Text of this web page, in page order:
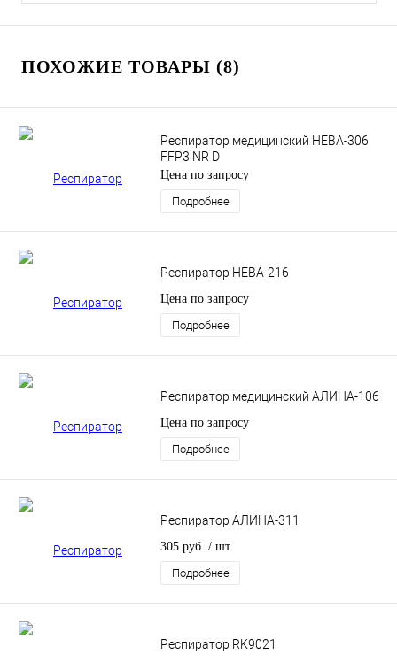
ПОХОЖИЕ ТОВАРЫ (8)
Респиратор медицинский НЕВА-306
FFP3 NR D
Цена по запросу
Подробнее
Респиратор НЕВА-216
Цена по запросу
Подробнее
Респиратор медицинский АЛИНА-106
Цена по запросу
Подробнее
Респиратор АЛИНА-311
305 руб. / шт
Подробнее
Респиратор RK9021